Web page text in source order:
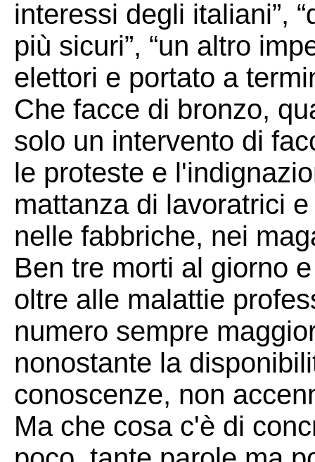
interessi degli italiani”,
più sicuri”, “un altro
elettori e portato a
Che facce di bronzo,
solo un intervento di
le proteste e
mattanza di lavoratrici
nelle fabbriche, nei
Ben tre morti al giorno
oltre alle malattie
numero sempre
nonostante la
conoscenze, non
Ma che cosa c'è di